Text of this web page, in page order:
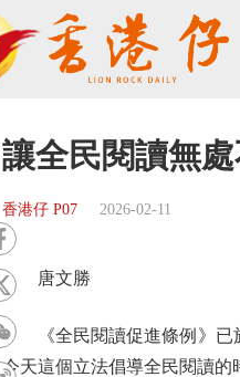
讓全民閱讀無
香港仔 P07 2026-02-11
唐文勝
《全民閱讀促進條例》已於
今天這個立法倡導全民閱讀的